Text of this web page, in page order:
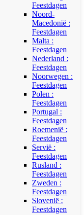
Feestdagen
Noord-
Macedonië :
Feestdagen
Malta :
Feestdagen
Nederland :
Feestdagen
Noorwegen :
Feestdagen
Polen :
Feestdagen
Portugal :
Feestdagen
Roemenië :
Feestdagen
Servië :
Feestdagen
Rusland :
Feestdagen
Zweden :
Feestdagen
Slovenië :
Feestdagen